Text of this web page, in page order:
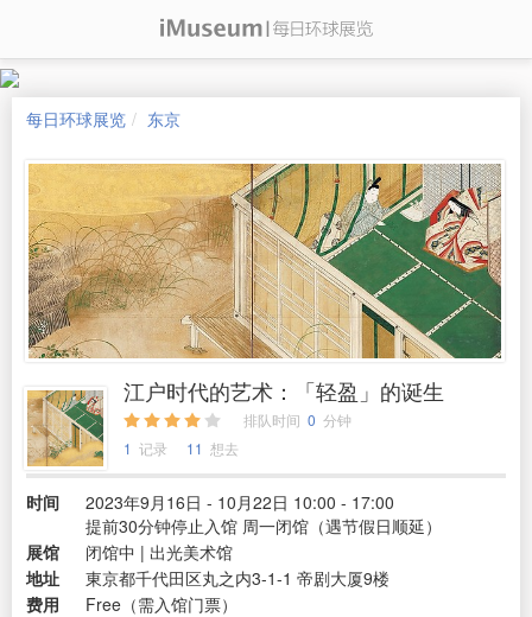
每日环球展览 东京
江户时代的艺术：「轻盈」的诞生
排队时间 0 分钟
1 记录 11 想去
时间
2023年9月16日 - 10月22日 10:00 - 17:00
提前30分钟停止入馆 周一闭馆（遇节假日顺延）
展馆
闭馆中 | 出光美术馆
地址
東京都千代田区丸之内3-1-1 帝剧大厦9楼
费用
Free（需入馆门票）